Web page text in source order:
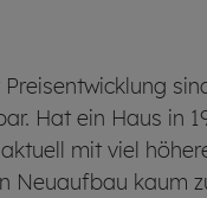
Hat ein Haus in
mit viel
Neuaufbau kaum